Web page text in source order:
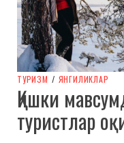
ТУРИЗМ / ЯНГИЛИКЛАР
Қишки
туристлар